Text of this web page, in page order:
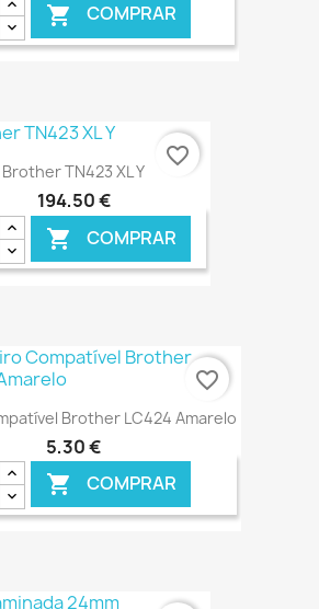
 COMPRAR
Brother TN423 XL Y
194,50 €
 COMPRAR
€ ONLINE
favorite_border
Brother LC424 Amarelo
5,30 €
 COMPRAR
favorite_border